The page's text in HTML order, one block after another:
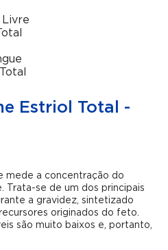
Livre
Estriol Total -
mede a concentração do
Trata-se de um dos principais
a gravidez, sintetizado
originados do feto.
são muito baixos e, portanto,